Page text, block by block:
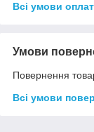
Всі умови
Умови
Повернення
Всі умови